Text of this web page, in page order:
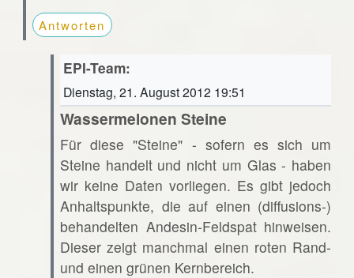
Antworten
EPI-Team:
Dienstag, 21. August 2012 19:51
Wassermelonen Steine
Für diese "Steine" - sofern es sich um
Steine handelt und nicht um Glas - haben
wir keine Daten vorliegen. Es gibt jedoch
Anhaltspunkte, die auf einen (diffusions-)
behandelten Andesin-Feldspat hinweisen.
Dieser zeigt manchmal einen roten Rand-
und einen grünen Kernbereich.